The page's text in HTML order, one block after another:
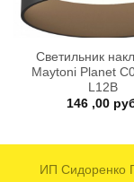
Светильник
Maytoni Planet
L12B
146 ,00
ИП Сидоренко